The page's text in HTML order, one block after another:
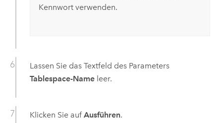
Kennwort verwenden.
Lassen Sie das Textfeld des Parameters
Tablespace-Nameleer.
Klicken Sie auf Ausführen.